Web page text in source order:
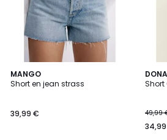
MANGO
Short en jean strass
39,99 €
Short
49,99
3,3
/ 5
4